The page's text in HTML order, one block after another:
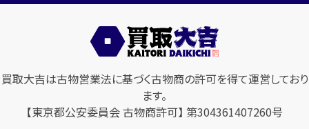
買取大吉は古物営業法に基づく古物商の許可を得て運営しており
ます。
【東京都公安委員会 古物商許可】 第304361407260号